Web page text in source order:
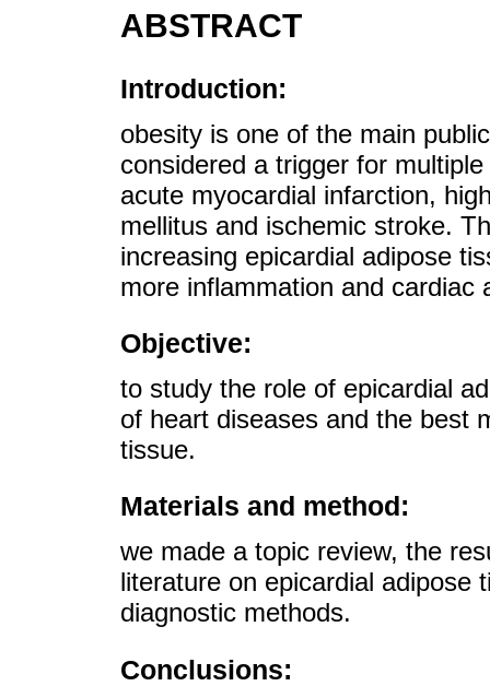
ABSTRACT
Introduction:
obesity is one of the main
considered a trigger for
acute myocardial infarction,
mellitus and ischemic stroke.
increasing epicardial adipose
more inflammation and cardiac
Objective:
to study the role of epicardial
of heart diseases and the best
tissue.
Materials and method:
we made a topic review, the
literature on epicardial adipose
diagnostic methods.
Conclusions: